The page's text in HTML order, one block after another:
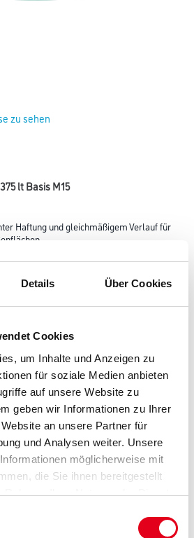
Details Über Cookies
Cookies
um Inhalte und Anzeigen zu
für soziale Medien anbieten
auf unsere Website zu
geben wir Informationen zu Ihrer
an unsere Partner für
und Analysen weiter. Unsere
möglicherweise mit
die Sie ihnen bereitgestellt
Rahmen Ihrer Nutzung der Dienste
zu sehen
lt Basis M15
Haftung und gleichmäßigem Verlauf für